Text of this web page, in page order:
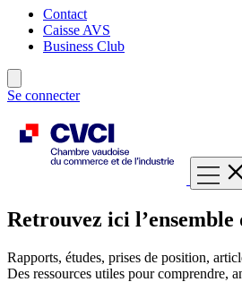
Contact
Caisse AVS
Business Club
Se connecter
Retrouvez ici
Rapports, études, prises de position,
Des ressources utiles pour comprendre,